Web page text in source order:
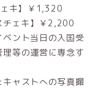
ェキ】￥1,320
ェキ】￥2,200
ント当日の入国受
等の運営に専念す
ャストへの写真撮